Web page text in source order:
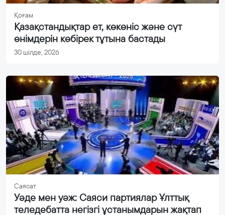
Қоғам
Қазақстандықтар ет, көкөніс және сүт
өнімдерін көбірек тұтына бастады
30 шілде, 2026
Саясат
Уәде мен уәж: Саяси партиялар Ұлттық
теледебатта негізгі ұстанымдарын жақтап